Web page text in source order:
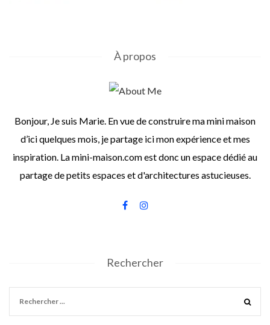
À propos
Bonjour, Je suis Marie. En vue de construire ma mini maison
d’ici quelques mois, je partage ici mon expérience et mes
inspiration. La mini-maison.com est donc un espace dédié au
partage de petits espaces et d'architectures astucieuses.
Rechercher